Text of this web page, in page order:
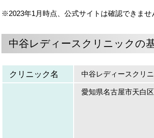
※2023年1月時点、公式サイトは確認できませ
中谷レディースクリニックの
クリニック名 中谷レディースクリ
愛知県名古屋市天白